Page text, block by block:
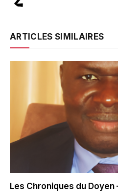
ARTICLES SIMILAIRES
Les Chroniques du Doyen